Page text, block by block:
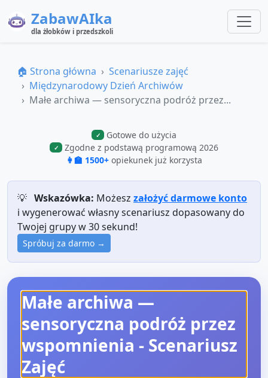
ZabawAIka
dla żłobków i przedszkoli
🏠 Strona główna
Scenariusze zajęć
Międzynarodowy Dzień Archiwów
Małe archiwa — sensoryczna podróż przez...
✓ Gotowe do użycia
✓
Zgodne z podstawą programową 2026
👩‍🏫 1500+ opiekunek już korzysta
💡 Wskazówka: Możesz założyć darmowe konto
i wygenerować własny scenariusz dopasowany do
Twojej grupy w 30 sekund!
Spróbuj za darmo →
Małe archiwa —
sensoryczna podróż przez
wspomnienia - Scenariusz
Zajęć